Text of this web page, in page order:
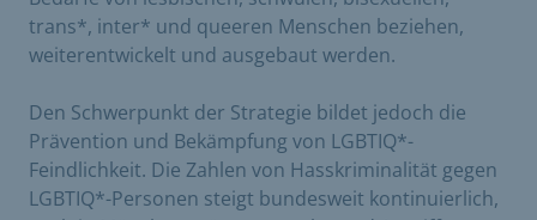
trans*, inter* und queeren Menschen beziehen,
weiterentwickelt und ausgebaut werden.
Den Schwerpunkt der Strategie bildet jedoch die
Prävention und Bekämpfung von LGBTIQ*-
Feindlichkeit. Die Zahlen von Hasskriminalität gegen
LGBTIQ*-Personen steigt bundesweit kontinuierlich,